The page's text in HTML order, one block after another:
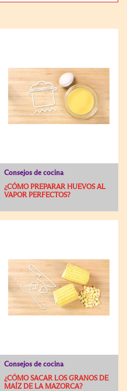
Consejos de cocina
¿CÓMO PREPARAR HUEVOS AL
VAPOR PERFECTOS?
Consejos de cocina
¿CÓMO SACAR LOS GRANOS DE
MAÍZ DE LA MAZORCA?